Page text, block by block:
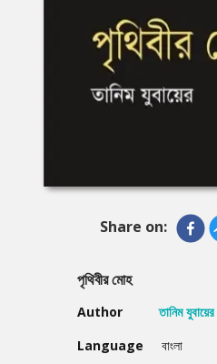
Share on:
পৃথিবীর মোহ
Author
তানিম যুবায়ের
Language
বাংলা